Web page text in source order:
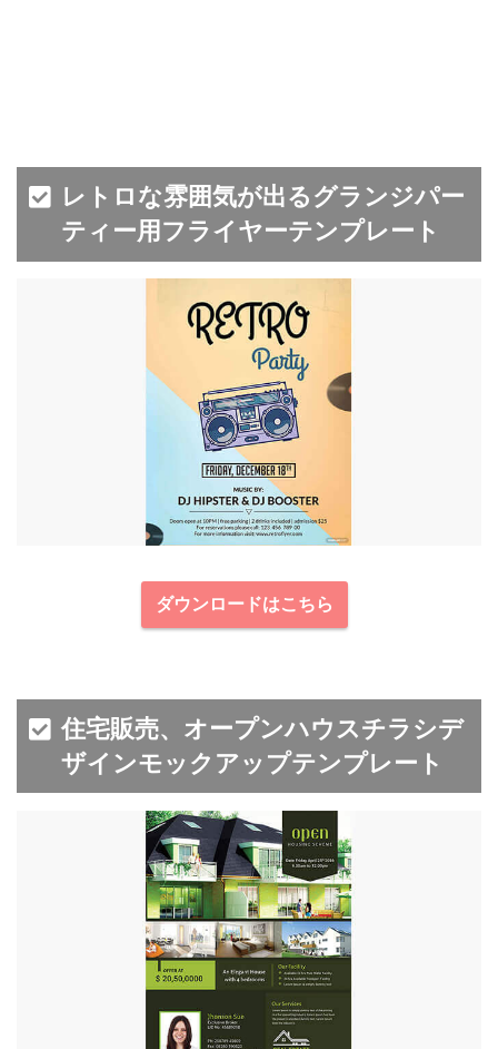
レトロな雰囲気が出るグランジパー
ティー用フライヤーテンプレート
ダウンロードはこちら
住宅販売、オープンハウスチラシデ
ザインモックアップテンプレート